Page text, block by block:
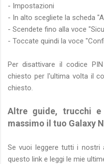
- Impostazioni
- In alto scegliete la scheda
- Scendete fino alla voce
- Toccate quindi la voce
Per disattivare il codice
chiesto per l'ultima volta il
chiesto.
Altre guide, trucchi
massimo il tuo Galaxy
Se vuoi leggere tutti i nostri
questo link e leggi le mie